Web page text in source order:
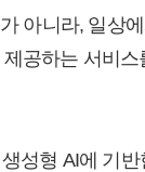
아니라, 일상
공하는 서비
성형 AI에 기